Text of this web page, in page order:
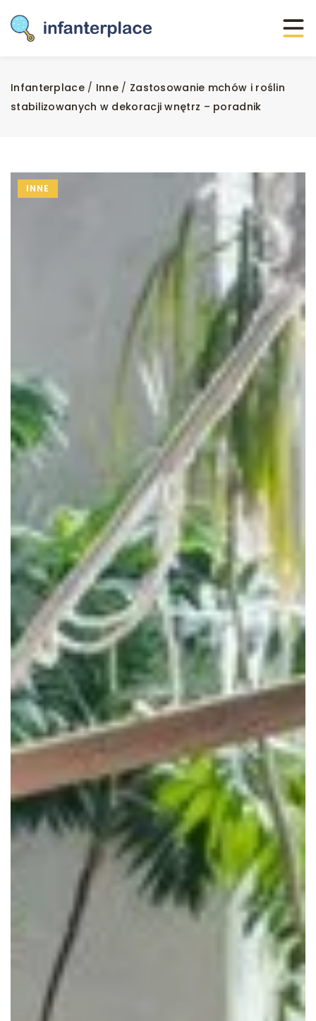
Infanterplace/ Inne / Zastosowanie mchów i roślin
stabilizowanych w dekoracji wnętrz – poradnik
INNE